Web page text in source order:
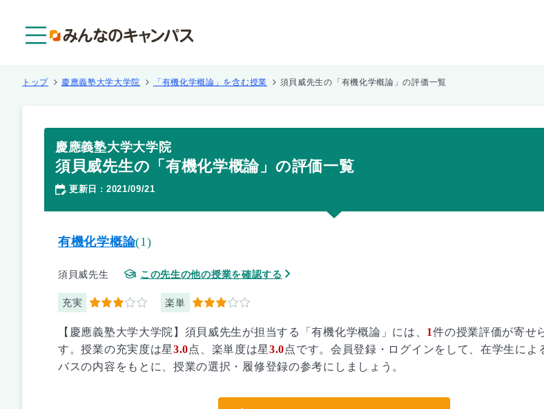
トップ 慶應義塾大学大学院 「有機化学概論」を含む授業 須貝威先生の「有機化学概論」の評価一覧
慶應義塾大学大学院
須貝威先生の「有機化学概論」の評価一覧
更新日 ： 2021/09/21
有機化学概論(1)
須貝威先生 この先生の他の授業を確認する
充実 3 楽単 3
【慶應義塾大学大学院】須貝威先生が担当する「有機化学概論」には、 1件の授業評価が寄せ
す。授業の充実度は星3.0点、楽単度は星3.0点です。会員登録・ログインをして、在学生によ
バスの内容をもとに、授業の選択・履修登録の参考にしましょう。